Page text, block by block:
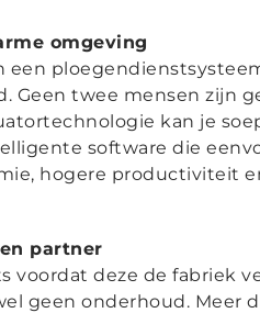
omgeving
twee mensen zijn
kan je
software die
hogere productiviteit
partner
voordat deze de fabriek
geen onderhoud. Meer